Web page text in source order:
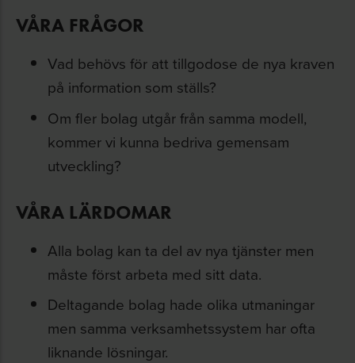
VÅRA FRÅGOR
Vad behövs för att tillgodose de nya kraven
på information som ställs?
Om fler bolag utgår från samma modell,
kommer vi kunna bedriva gemensam
utveckling?
VÅRA LÄRDOMAR
Alla bolag kan ta del av nya tjänster men
måste först arbeta med sitt data.
Deltagande bolag hade olika utmaningar
men samma verksamhetssystem har ofta
liknande lösningar.